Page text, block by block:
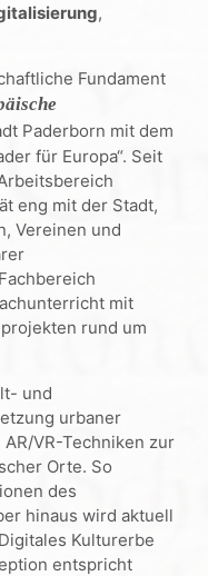
,
Fundament
äische
Paderborn mit dem
für Europa“. Seit
eng mit der Stadt,
Vereinen und
mit
rund um
und
urbaner
VR-Techniken zur
Orte. So
des
hinaus wird aktuell
Kulturerbe
entspricht